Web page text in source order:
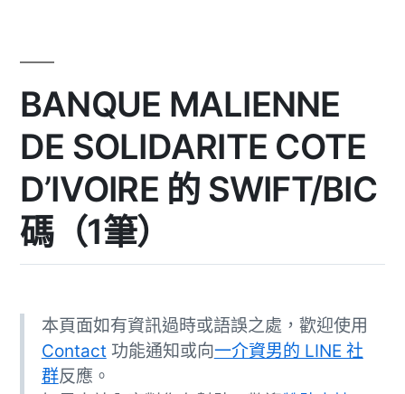
BANQUE MALIENNE
DE SOLIDARITE COTE
D’IVOIRE 的 SWIFT/BIC
碼（1筆）
本頁面如有資訊過時或語誤之處，歡迎使用
Contact 功能通知或向一介資男的 LINE 社
群反應。